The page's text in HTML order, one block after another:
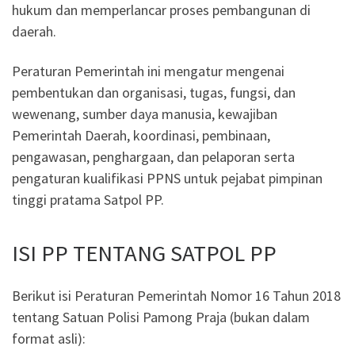
hukum dan memperlancar proses pembangunan di
daerah.
Peraturan Pemerintah ini mengatur mengenai
pembentukan dan organisasi, tugas, fungsi, dan
wewenang, sumber daya manusia, kewajiban
Pemerintah Daerah, koordinasi, pembinaan,
pengawasan, penghargaan, dan pelaporan serta
pengaturan kualifikasi PPNS untuk pejabat pimpinan
tinggi pratama Satpol PP.
ISI PP TENTANG SATPOL PP
Berikut isi Peraturan Pemerintah Nomor 16 Tahun 2018
tentang Satuan Polisi Pamong Praja (bukan dalam
format asli):